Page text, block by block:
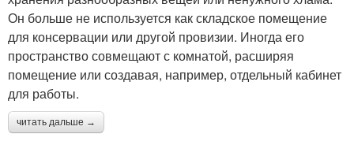
Он больше не используется как складское помещение
для консервации или другой провизии. Иногда его
пространство совмещают с комнатой, расширяя
помещение или создавая, например, отдельный кабинет
для работы.
читать дальше →